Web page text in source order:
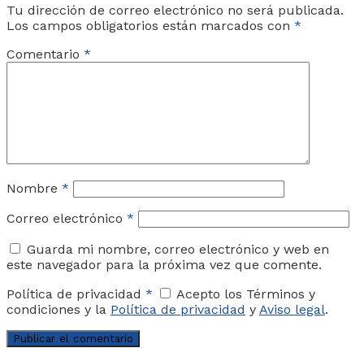
Tu dirección de correo electrónico no será publicada.
Los campos obligatorios están marcados con *
Comentario *
Nombre *
Correo electrónico *
Guarda mi nombre, correo electrónico y web en
este navegador para la próxima vez que comente.
Política de privacidad *
Acepto los Términos y
condiciones y la Política de privacidad y Aviso legal.